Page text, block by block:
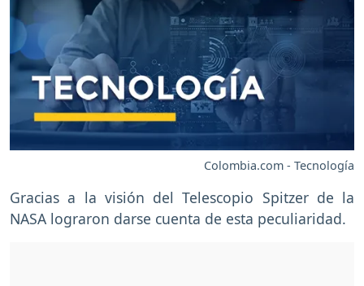
Colombia.com - Tecnología
Gracias a la visión del Telescopio Spitzer de la
NASA lograron darse cuenta de esta peculiaridad.